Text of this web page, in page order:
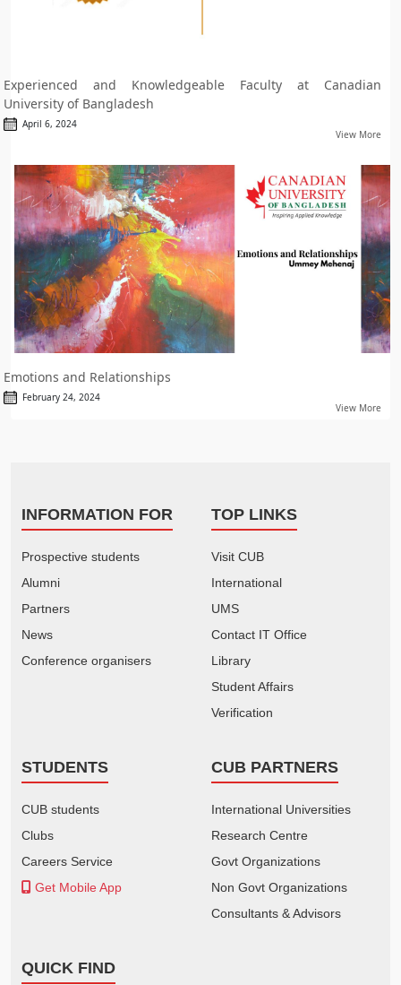
Experienced and Knowledgeable Faculty at Canadian
University of Bangladesh
April 6, 2024
View More
Emotions and Relationships
February 24, 2024
View More
INFORMATION FOR
Prospective students
Alumni
Partners
News
Conference organisers
TOP LINKS
Visit CUB
International
UMS
Contact IT Office
Library
Student Affairs
Verification
STUDENTS
CUB students
Clubs
Careers Service
Get Mobile App
CUB PARTNERS
International Universities
Research Centre
Govt Organizations
Non Govt Organizations
Consultants & Advisors
QUICK FIND